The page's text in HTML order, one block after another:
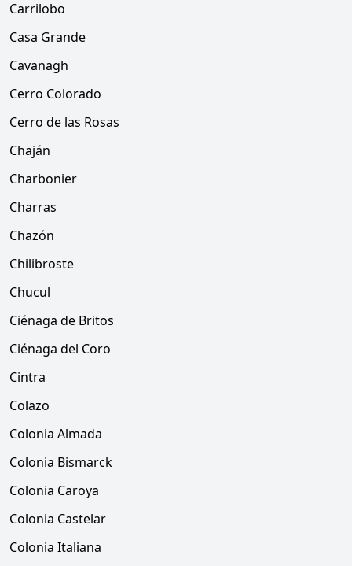
Carrilobo
Casa Grande
Cavanagh
Cerro Colorado
Cerro de las Rosas
Chaján
Charbonier
Charras
Chazón
Chilibroste
Chucul
Ciénaga de Britos
Ciénaga del Coro
Cintra
Colazo
Colonia Almada
Colonia Bismarck
Colonia Caroya
Colonia Castelar
Colonia Italiana